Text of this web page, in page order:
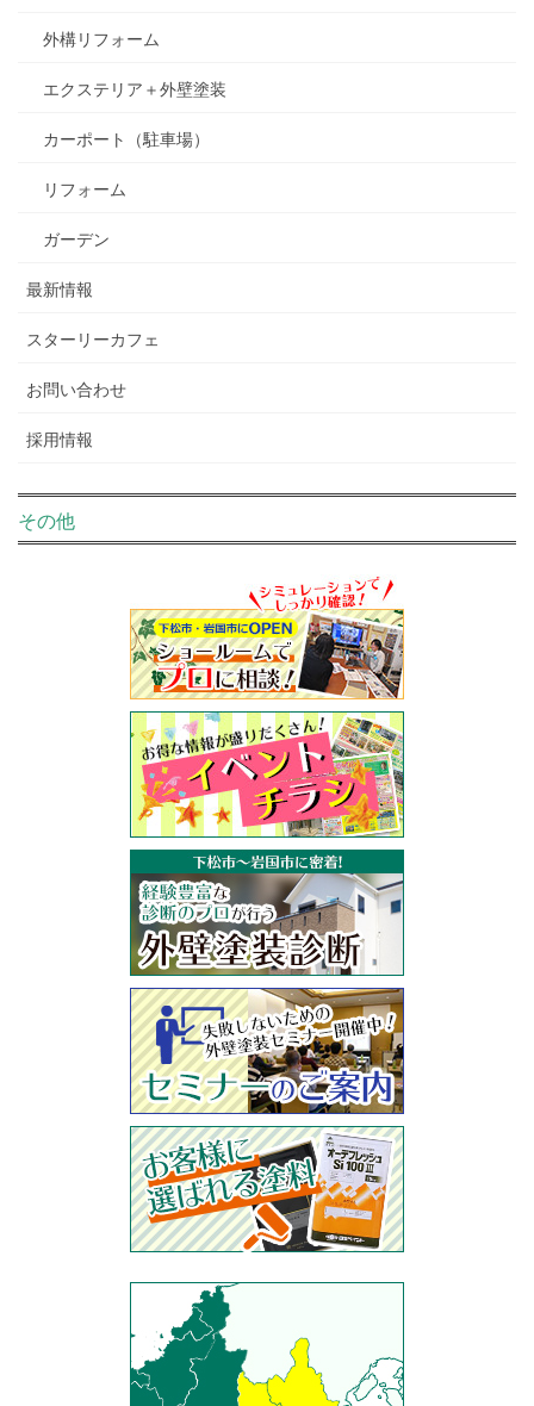
外構リフォーム
エクステリア＋外壁塗装
カーポート（駐車場）
リフォーム
ガーデン
最新情報
スターリーカフェ
お問い合わせ
採用情報
その他